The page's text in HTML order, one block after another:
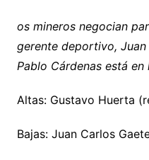
os mineros negocian
gerente deportivo, Juan
Pablo Cárdenas está
Altas: Gustavo Huerta
Bajas: Juan Carlos